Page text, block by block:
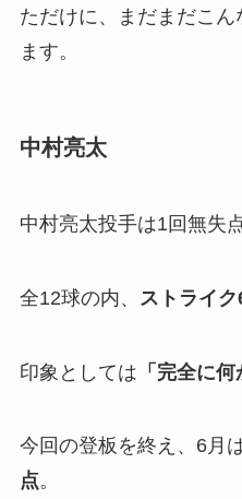
ただけに、まだまだこ
ます。
中村亮太
中村亮太投手は1回無失
全12球の内、 ストライ
印象としては 「 完全に何
今回の登板を終え、6月
点。